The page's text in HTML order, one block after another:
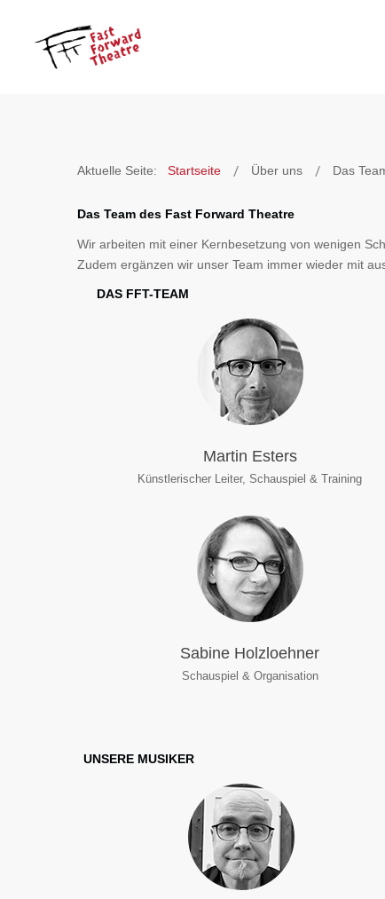
Aktuelle Seite: Startseite Über uns Das
Das Team des Fast Forward Theatre
Wir arbeiten mit einer Kernbesetzung von wenigen
Zudem ergänzen wir unser Team immer wieder mit
DAS FFT-TEAM
Martin Esters
Künstlerischer Leiter, Schauspiel & Training
Sabine Holzloehner
Schauspiel & Organisation
UNSERE MUSIKER